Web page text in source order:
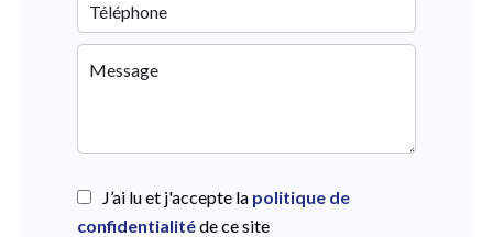
J’ai lu et j'accepte la politique de
confidentialitéde ce site